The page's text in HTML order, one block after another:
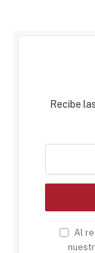
Recibe
Al